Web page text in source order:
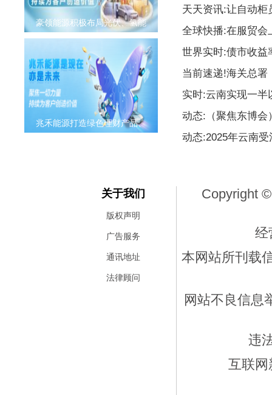
豪领能源积极布局光伏、氢能
兆禾能源打造绿色理财产品、
天天资讯:让自动柜
全球快播:在服贸会
世界实时:债市收益
当前速递!海关总署
实时:云南实现一半
动态:（聚焦东博会
动态:2025年云南
关于我们
版权声明
广告服务
通讯地址
法律顾问
Copyright
经
本网站所刊载
网站不良信息
违
互联网